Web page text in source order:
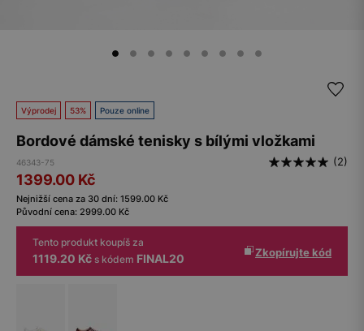
Výprodej 53% Pouze online
Bordové dámské tenisky s bílými vložkami
46343-75 (2)
1399.00 Kč
Nejnižší cena za 30 dní: 1599.00 Kč
Původní cena: 2999.00 Kč
Tento produkt koupíš za
1119.20 Kč s kódem FINAL20 Zkopírujte kód